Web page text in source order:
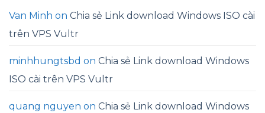
Van Minh on Chia sẻ Link download Windows ISO cài
trên VPS Vultr
minhhungtsbd on Chia sẻ Link download Windows
ISO cài trên VPS Vultr
quang nguyen on Chia sẻ Link download Windows